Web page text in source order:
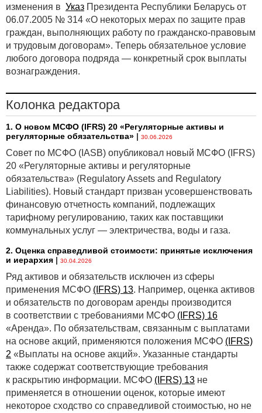
ОПРОВЕРЖЕНИЕ КРИТИКИ УПРАВЛЕНЧЕСКОГО
ПОДХОДА
Разработчики МСФО(IFRS) 8считают, что термин
«ответственное лицо, принимающее операционные
решения» трактуется однозначно, если понимать
под таким лицом функцию, а не индивида.
стандарта US GAAP SFAS 131, показывает, что
у менеджера есть возможность скрывать негативную
информацию о сегменте, поскольку он сам
определяет сегмент, но пользуется этой
возможностью только в условиях неконкурентной
экономики.
...
Управленческий подход, реализованный в МСФО
(IFRS) 8, проявляется в определении операционного
сегмента, важнейшим критерием выделения
выделение его во внутренней отчетности.
Критики управленческого подхода, реализованного
в МСФО(IFRS) 8, акцентируют свое внимание на
том, что субъективные критерии выделения
операционного сегмента предоставляют менеджеру
слишком большую свободу маневра для сокрытия
информации от собственника. Это в большей мере
относится к континентальному типу корпоративного
управления, который институционально слабее
контролирует менеджеров, чем американская
система корпоративного управления.
...
изменения в Указ Президента Республики Беларусь от
06.07.2005 № 314 «О некоторых мерах по защите прав
граждан, выполняющих работу по гражданско-правовым
и трудовым договорам». Теперь обязательное условие
любого договора подряда — конкретный срок выплаты
вознаграждения.
Колонка редактора
1. О новом МСФО (IFRS) 20 «Регуляторные активы и
регуляторные обязательства» | 30.06.2026
Совет по МСФО (IASB) опубликовал новый МСФО (IFRS)
20 «Регуляторные активы и регуляторные
обязательства» (Regulatory Assets and Regulatory
Liabilities). Новый стандарт призван усовершенствовать
финансовую отчетность компаний, подлежащих
тарифному регулированию, таких как поставщики
коммунальных услуг — электричества, воды и газа.
2. Оценка справедливой стоимости: принятые исключения
и иерархия | 30.04.2026
Ряд активов и обязательств исключен из сферы
применения МСФО (IFRS) 13. Например, оценка активов
и обязательств по договорам аренды производится
в соответствии с требованиями МСФО (IFRS) 16
«Аренда». По обязательствам, связанным с выплатами
на основе акций, применяются положения МСФО (IFRS)
2 «Выплаты на основе акций». Указанные стандарты
также содержат соответствующие требования
к раскрытию информации. МСФО (IFRS) 13 не
применяется в отношении оценок, которые имеют
некоторое сходство со справедливой стоимостью, но не